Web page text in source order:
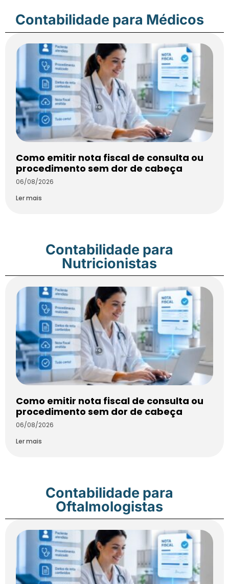
Contabilidade para Médicos
Como emitir nota fiscal de consulta ou
procedimento sem dor de cabeça
06/08/2026
Ler mais
Contabilidade para
Nutricionistas
Como emitir nota fiscal de consulta ou
procedimento sem dor de cabeça
06/08/2026
Ler mais
Contabilidade para
Oftalmologistas